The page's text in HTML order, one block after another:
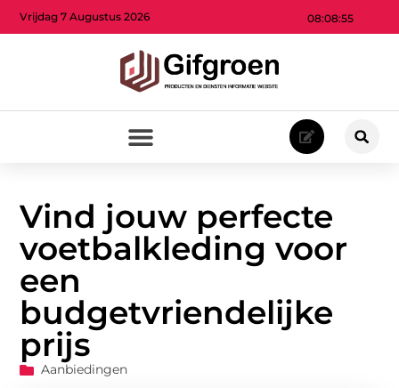
08:08:57
Vrijdag 7 Augustus 2026
Vind jouw perfecte
voetbalkleding voor
een
budgetvriendelijke
prijs
Aanbiedingen